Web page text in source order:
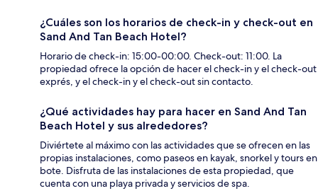
¿Cuáles son los horarios de check-in y check-out en
Sand And Tan Beach Hotel?
Horario de check-in: 15:00-00:00. Check-out: 11:00. La
propiedad ofrece la opción de hacer el check-in y el check-out
exprés, y el check-in y el check-out sin contacto.
¿Qué actividades hay para hacer en Sand And Tan
Beach Hotel y sus alrededores?
Diviértete al máximo con las actividades que se ofrecen en las
propias instalaciones, como paseos en kayak, snorkel y tours en
bote. Disfruta de las instalaciones de esta propiedad, que
cuenta con una playa privada y servicios de spa.